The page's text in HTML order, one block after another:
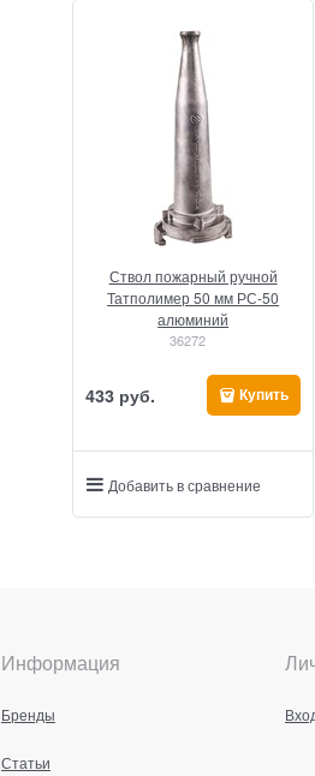
Ствол пожарный ручной
Татполимер 50 мм РС-50
алюминий
36272
433 руб. Купить
Добавить в сравнение
Информация
Бренды
Статьи